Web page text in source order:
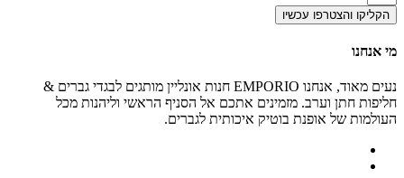
הקליקו והצטרפו עכשיו
מי אנחנו
נעים מאוד, אנחנו EMPORIO חנות אונליין מותגים לבגדי גברים &
חליפות חתן וערב. מזמינים אתכם אל הסניף הראשי וליהנות מכל
העולמות של אופנת בוטיק איכותית לגברים.